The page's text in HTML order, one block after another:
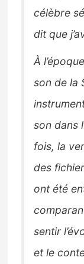
célèbre
dit que
À
son de la
son dans
fois, la
des
ont été
sentir
et le